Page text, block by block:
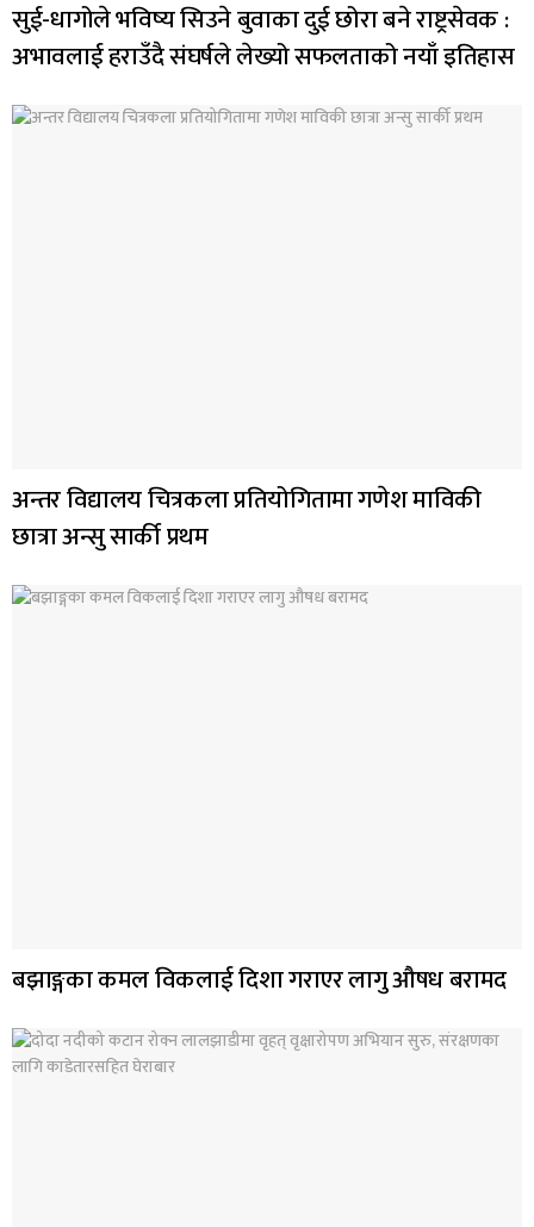
सुई-धागोले भविष्य सिउने बुवाका दुई छोरा बने राष्ट्रसेवक :
अभावलाई हराउँदै संघर्षले लेख्यो सफलताको नयाँ इतिहास
अन्तर विद्यालय चित्रकला प्रतियोगितामा गणेश माविकी
छात्रा अन्सु सार्की प्रथम
बझाङ्गका कमल विकलाई दिशा गराएर लागु औषध बरामद